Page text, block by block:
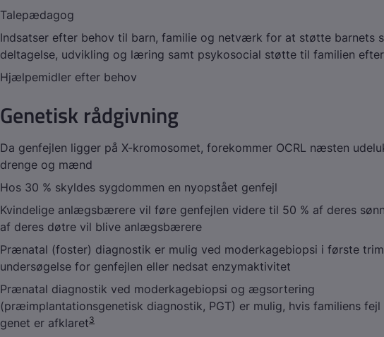
Talepædagog
Indsatser efter behov til barn, familie og netværk for at støtte barnets
deltagelse, udvikling og læring samt psykosocial støtte til familien
Hjælpemidler efter behov
Genetisk rådgivning
Da genfejlen ligger på X-kromosomet, forekommer OCRL næsten
drenge og mænd
Hos 30 % skyldes sygdommen en nyopstået genfejl
Kvindelige anlægsbærere vil føre genfejlen videre til 50 % af deres
af deres døtre vil blive anlægsbærere
Prænatal (foster) diagnostik er mulig ved moderkagebiopsi i første
undersøgelse for genfejlen eller nedsat enzymaktivitet
Prænatal diagnostik ved moderkagebiopsi og ægsortering
(præimplantationsgenetisk diagnostik, PGT) er mulig, hvis familiens fejl
genet er afklaret3